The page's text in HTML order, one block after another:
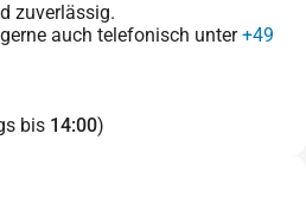
zuverlässig.
auch telefonisch unter+49
bis 14:00)